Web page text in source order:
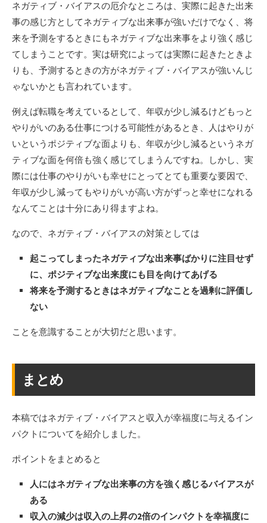
ネガティブ・バイアスの厄介なところは、実際に起きた出来
事の感じ方としてネガティブな出来事が強いだけでなく、将
来を予測をするときにもネガティブな出来事をより強く感じ
てしまうことです。実は研究によっては実際に起きたときよ
りも、予測するときの方がネガティブ・バイアスが強いんじ
ゃないかとも言われています。
例えば転職を考えているとして、年収が少し減るけどもっと
やりがいのある仕事につける可能性があるとき、人はやりが
いというポジティブな面よりも、年収が少し減るというネガ
ティブな面を何倍も強く感じてしまうんですね。しかし、実
際には仕事のやりがいも幸せにとってとても重要な要因で、
年収が少し減ってもやりがいが高い方がずっと幸せになれる
なんてことは十分にあり得ますよね。
なので、ネガティブ・バイアスの対策としては
起こってしまったネガティブな出来事ばかりに注目せず
に、ポジティブな出来度にも目を向けてあげる
将来を予測するときはネガティブなことを過剰に評価し
ない
ことを意識することが大切だと思います。
まとめ
本稿ではネガティブ・バイアスと収入が幸福度に与えるイン
パクトについてを紹介しました。
ポイントをまとめると
人にはネガティブな出来事の方を強く感じるバイアスが
ある
収入の減少は収入の上昇の2倍のインパクトを幸福度に